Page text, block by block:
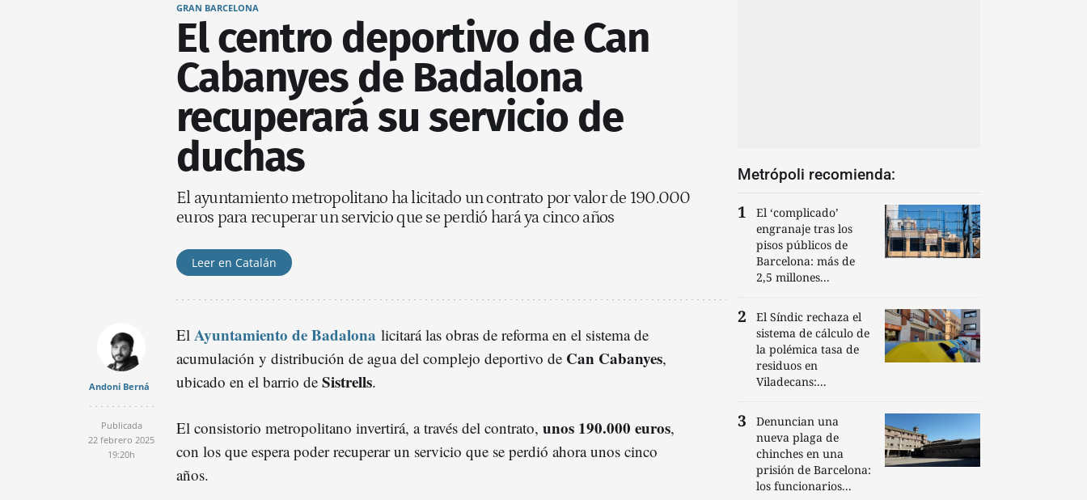
GRAN BARCELONA
El centro deportivo de Can
Cabanyes de Badalona
recuperará su servicio de
duchas
El ayuntamiento metropolitano ha licitado un contrato por valor de 190.000
euros para recuperar un servicio que se perdió hará ya cinco años
Leer en Catalán
Andoni Berná
Publicada
22 febrero 2025
19:20h
El Ayuntamiento de Badalona licitará las obras de reforma en el sistema de
acumulación y distribución de agua del complejo deportivo de Can Cabanyes,
ubicado en el barrio de Sistrells.
El consistorio metropolitano invertirá, a través del contrato, unos 190.000 euros,
con los que espera poder recuperar un servicio que se perdió ahora unos cinco
años.
Metrópoli recomienda:
El ‘complicado’
engranaje tras los
pisos públicos de
Barcelona: más de
2,5 millones...
El Síndic rechaza el
sistema de cálculo de
la polémica tasa de
residuos en
Viladecans:...
Denuncian una
nueva plaga de
chinches en una
prisión de Barcelona:
los funcionarios...